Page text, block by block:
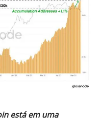
está em uma